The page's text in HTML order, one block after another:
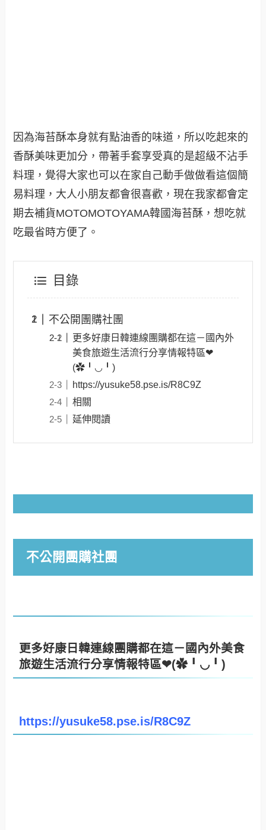
因為海苔酥本身就有點油香的味道，所以吃起來的
香酥美味更加分，帶著手套享受真的是超級不沾手
料理，覺得大家也可以在家自己動手做做看這個簡
易料理，大人小朋友都會很喜歡，現在我家都會定
期去補貨MOTOMOTOYAMA韓國海苔酥，想吃就
吃最省時方便了 。
目錄
不公開團購社團
更多好康日韓連線團購都在這－國內外
美食旅遊生活流行分享情報特區❤
(✿╹◡╹)
https://yusuke58.pse.is/R8C9Z
相關
延伸閱讀
不公開團購社團
更多好康日韓連線團購都在這－國內外美食
旅遊生活流行分享情報特區❤(✿╹◡╹)
https://yusuke58.pse.is/R8C9Z